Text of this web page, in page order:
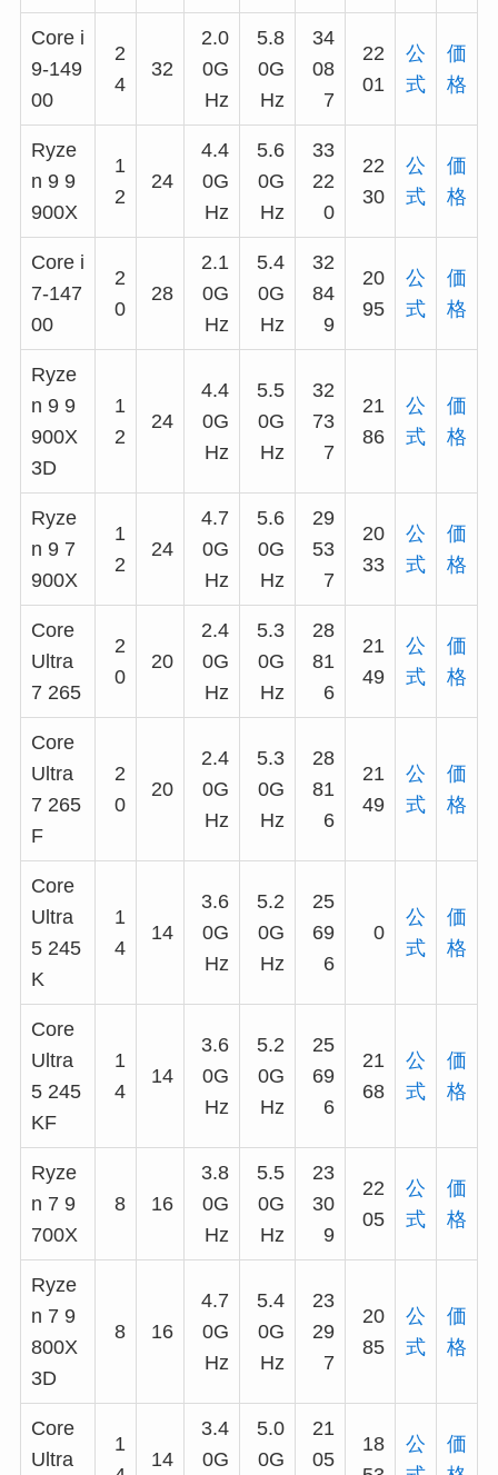
Core i
9-149
00
2
4
32
2.0
0G
Hz
5.8
0G
Hz
34
08
7
22
01
公
式
価
格
Ryze
n 9 9
900X
1
2
24
4.4
0G
Hz
5.6
0G
Hz
33
22
0
22
30
公
式
価
格
Core i
7-147
00
2
0
28
2.1
0G
Hz
5.4
0G
Hz
32
84
9
20
95
公
式
価
格
Ryze
n 9 9
900X
3D
1
2
24
4.4
0G
Hz
5.5
0G
Hz
32
73
7
21
86
公
式
価
格
Ryze
n 9 7
900X
1
2
24
4.7
0G
Hz
5.6
0G
Hz
29
53
7
20
33
公
式
価
格
Core
Ultra
7 265
2
0
20
2.4
0G
Hz
5.3
0G
Hz
28
81
6
21
49
公
式
価
格
Core
Ultra
7 265
F
2
0
20
2.4
0G
Hz
5.3
0G
Hz
28
81
6
21
49
公
式
価
格
Core
Ultra
5 245
K
1
4
14
3.6
0G
Hz
5.2
0G
Hz
25
69
6
0
公
式
価
格
Core
Ultra
5 245
KF
1
4
14
3.6
0G
Hz
5.2
0G
Hz
25
69
6
21
68
公
式
価
格
Ryze
n 7 9
700X
8 16
3.8
0G
Hz
5.5
0G
Hz
23
30
9
22
05
公
式
価
格
Ryze
n 7 9
800X
3D
8 16
4.7
0G
Hz
5.4
0G
Hz
23
29
7
20
85
公
式
価
格
Core
Ultra
1
14
3.4
0G
5.0
0G
21
05
18
公
価